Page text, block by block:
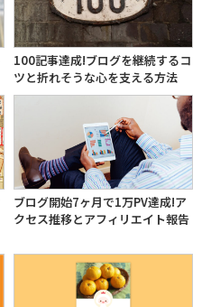
100記事達成!ブログを継続するコ
ツと折れそうな心を支える方法
ブログ開始7ヶ月で1万PV達成!ア
クセス推移とアフィリエイト報告